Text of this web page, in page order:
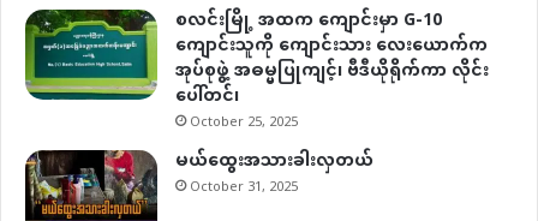
စလင်းမြို့ အထက ကျောင်းမှာ G-10
ကျောင်းသူကို ကျောင်းသား လေးယောက်က
အုပ်စုဖွဲ့ အဓမ္မပြုကျင့်၊ ဗီဒီယိုရိုက်ကာ လိုင်း
ပေါ်တင်၊
October 25, 2025
မယ်ထွေးအသားခါးလှတယ်
October 31, 2025